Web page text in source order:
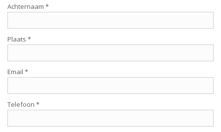
Achternaam *
Plaats *
Email *
Telefoon *